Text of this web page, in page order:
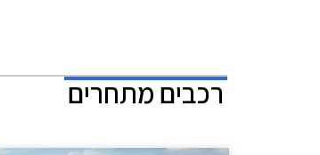
רכבים מתחרים